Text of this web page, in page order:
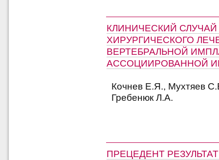
КЛИНИЧЕСКИЙ
ХИРУРГИЧЕСКОГО
ВЕРТЕБРАЛЬНОЙ
АССОЦИИРОВАННОЙ
Кочнев Е.Я., Мухтяев
Гребенюк Л.А.
ПРЕЦЕДЕНТ